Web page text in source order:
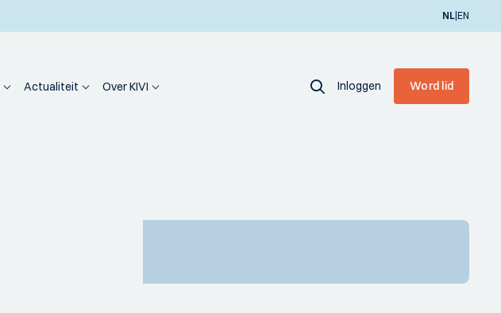
NL|EN
Actualiteit Over KIVI Inloggen Word lid